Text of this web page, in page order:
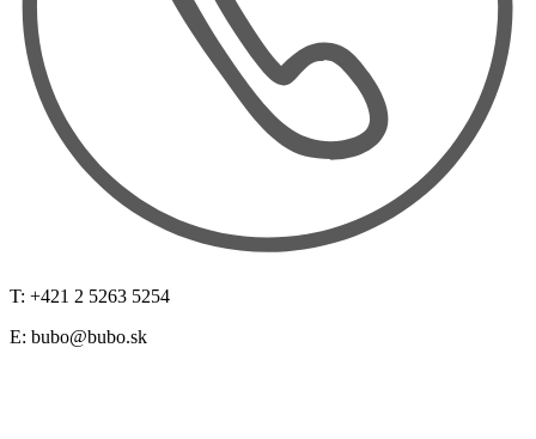
T: +421 2 5263 5254
E: bubo@bubo.sk